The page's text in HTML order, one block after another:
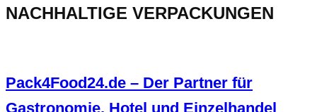
NACHHALTIGE VERPACKUNGEN
Pack4Food24.de – Der Partner für
Gastronomie, Hotel und Einzelhandel